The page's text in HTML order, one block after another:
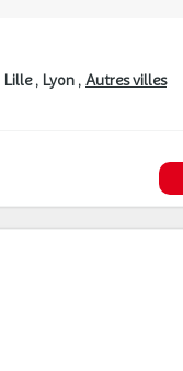
Lille Lyon Autres villes